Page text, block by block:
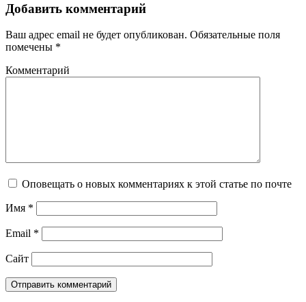
Добавить комментарий
Ваш адрес email не будет опубликован. Обязательные поля
помечены *
Комментарий
Оповещать о новых комментариях к этой статье по почте
Имя *
Email *
Сайт